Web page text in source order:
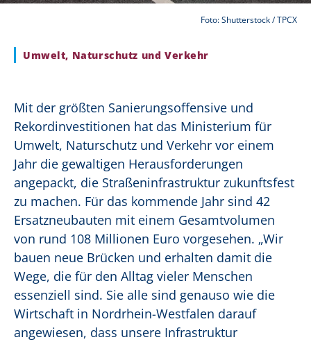
Foto: Shutterstock / TPCX
Umwelt, Naturschutz und Verkehr
Mit der größten Sanierungsoffensive und
Rekordinvestitionen hat das Ministerium für
Umwelt, Naturschutz und Verkehr vor einem
Jahr die gewaltigen Herausforderungen
angepackt, die Straßeninfrastruktur zukunftsfest
zu machen. Für das kommende Jahr sind 42
Ersatzneubauten mit einem Gesamtvolumen
von rund 108 Millionen Euro vorgesehen. „Wir
bauen neue Brücken und erhalten damit die
Wege, die für den Alltag vieler Menschen
essenziell sind. Sie alle sind genauso wie die
Wirtschaft in Nordrhein-Westfalen darauf
angewiesen, dass unsere Infrastruktur